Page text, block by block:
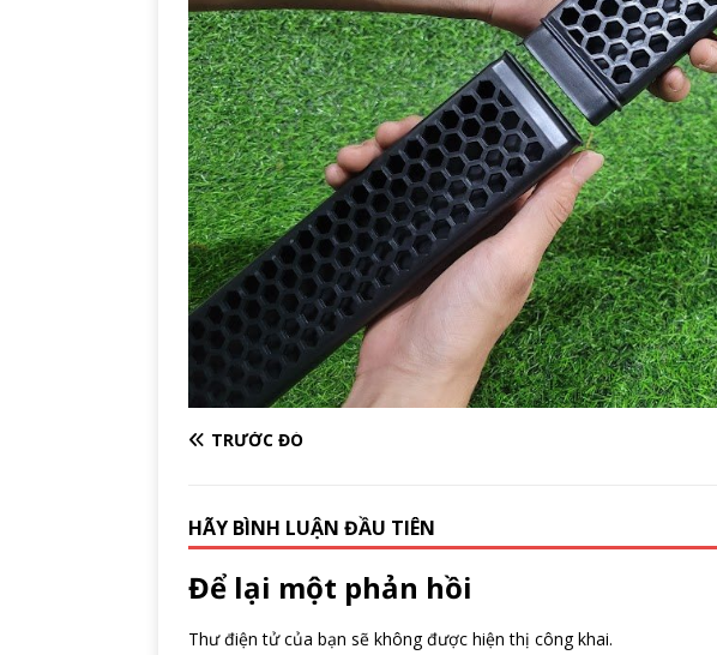
TRƯỚC ĐÓ
HÃY BÌNH LUẬN ĐẦU TIÊN
Để lại một phản hồi
Thư điện tử của bạn sẽ không được hiện thị công khai.